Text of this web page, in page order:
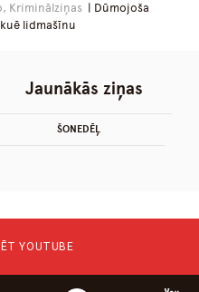
Kriminālziņas | Dūmojoša
lidmašīnu
ŠONEDĒĻ
Jaunākās ziņas
YOUTUBE